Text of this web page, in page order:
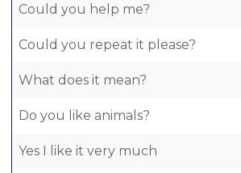
Could you help me?
Could you repeat it please?
What does it mean?
Do you like animals?
Yes I like it very much